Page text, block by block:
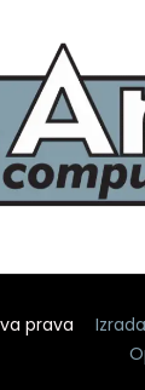
prava